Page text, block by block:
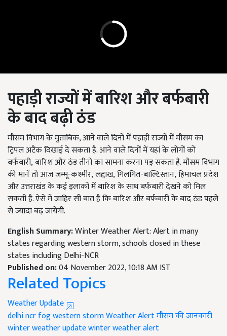
पहाड़ी राज्यों में बारिश और बर्फबारी
के बाद बढ़ी ठंड
मौसम विभाग के मुताबिक, आने वाले दिनों में पहाड़ी राज्यों में मौसम का
ट्रिपल अटैक दिखाई दे सकता है. आने वाले दिनों में यहां के लोगों को
बर्फबारी,बारिश और ठंड तीनों का सामना करना पड़ सकता है. मौसम विभाग
की मानें तो आज जम्मू-कश्मीर,लद्दाख,गिलगित-बाल्टिस्तान,हिमाचल प्रदेश
और उत्तराखंड के कई इलाकों में बारिश के साथ बर्फबारी देखने को मिल
सकती है. ऐसे में जाहिर सी बात है कि बारिश और बर्फबारी के बाद ठंड पहले
से ज्यादा बढ़ जायेगी.
English Summary:Winter Weather Alert: Alert in many
states regarding western storm, schools closed in these
states including Delhi-NCR
Published on:04 November 2022, 10:18 AM IST
Related Topics
Weather Update
delhi ncr fogwestern stormWeather Alertमौसम की जानकारी
winter weather updatewinter weather alert